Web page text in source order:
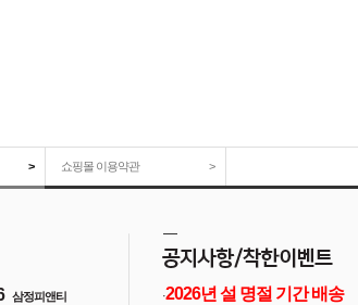
> 쇼핑몰 이용약관 >
삼정피앤티 ·2026년 설 명절 기간 배송